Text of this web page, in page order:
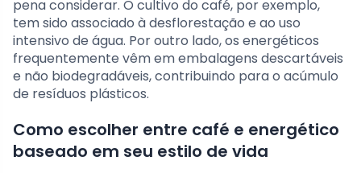
pena considerar. O cultivo do café, por exemplo,
tem sido associado à desflorestação e ao uso
intensivo de água. Por outro lado, os energéticos
frequentemente vêm em embalagens descartáveis
e não biodegradáveis, contribuindo para o acúmulo
de resíduos plásticos.
Como escolher entre café e energético
baseado em seu estilo de vida